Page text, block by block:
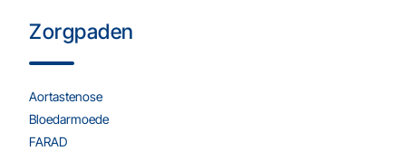
Zorgpaden
Aortastenose
Bloedarmoede
FARAD